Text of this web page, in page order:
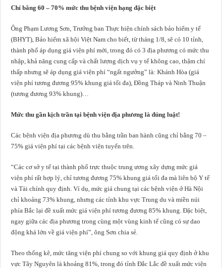
Chỉ bằng 60 – 70% mức thu bệnh viện hạng đặc biệt
Ông Phạm Lương Sơn, Trưởng ban Thực hiện chính sách bảo hiểm y tế
(BHYT), Bảo hiểm xã hội Việt Nam cho biết, từ tháng 1/8, sẽ có 10 tỉnh,
thành phố áp dụng giá viện phí mới, trong đó có 3 địa phương có mức thu
nhập, khả năng cung cấp và chất lượng dịch vụ y tế không cao, thậm chí
thấp nhưng sẽ áp dụng giá viện phí “ngất ngưởng” là: Khánh Hòa (giá
viện phí tương đương 95% khung giá tối đa), Đồng Tháp và Ninh Thuận
(tương đương 93% khung)…
Mức thu gần kịch trần tại bệnh viện địa phương là đúng luật!
Các bệnh viện địa phương dù thu bằng trần ban hành cũng chỉ bằng 70 –
75% giá viện phí tại các bệnh viện tuyến trên.
“Các cơ sở y tế tại thành phố trực thuộc trung ương xây dựng mức giá
viện phí rất hợp lý, chỉ tương đương 75% khung giá tối đa mà liên bộ Y tế
và Tài chính quy định. Ví dụ, mức giá chung tại các bệnh viện ở Hà Nội
chỉ khoảng 73% khung, nhưng các tỉnh khu vực Trung du và miền núi
phía Bắc lại đề xuất mức giá viện phí tương đương 85% khung. Đặc biệt,
ngay giữa các địa phương trong cùng một vùng kinh tế cũng có sự dao
động khá lớn về giá viện phí”, ông Sơn chia sẻ.
Theo thống kê, mức tăng viện phí chung so với khung giá quy định ở khu
vực Tây Nguyên là khoảng 81%, trong đó tỉnh Đắc Lắc đề xuất mức viện